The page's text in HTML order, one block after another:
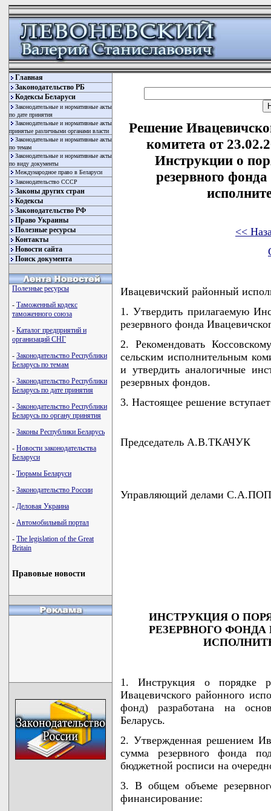
Главная
Законодательство РБ
Кодексы Беларуси
Законодательные и нормативные акты
по дате принятия
Законодательные и нормативные акты
принятые различными органами власти
Законодательные и нормативные акты
по темам
Законодательные и нормативные акты
по виду документы
Международное право в Беларуси
Законодательство СССР
Законы других стран
Кодексы
Законодательство РФ
Право Украины
Полезные ресурсы
Контакты
Новости сайта
Поиск документа
Полезные ресурсы
- Таможенный кодекс
таможенного союза
- Каталог предприятий и
организаций СНГ
- Законодательство Республики
Беларусь по темам
- Законодательство Республики
Беларусь по дате принятия
- Законодательство Республики
Беларусь по органу принятия
- Законы Республики Беларусь
- Новости законодательства
Беларуси
- Тюрьмы Беларуси
- Законодательство России
- Деловая Украина
- Автомобильный портал
- The legislation of the Great
Britain
Правовые новости
Решение
комитета от
Инструкции о
резервного
<<
Ивацевичский районный
1. Утвердить прилагаемую
резервного фонда
2. Рекомендовать
сельским исполнительным
и утвердить аналогичные
резервных фондов.
3. Настоящее решение
Председатель А.В.ТКАЧУК
Управляющий делами
ИНСТРУКЦИЯ О
РЕЗЕРВНОГО
1. Инструкция о порядке
Ивацевичского районного
фонд) разработана на
Беларусь.
2. Утвержденная решением
сумма резервного фонда
бюджетной росписи на
3. В общем объеме
финансирование: